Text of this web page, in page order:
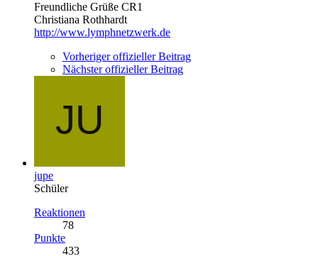
Freundliche Grüße CR1
Christiana Rothhardt
http://www.lymphnetzwerk.de
Vorheriger offizieller Beitrag
Nächster offizieller Beitrag
jupe
Schüler
Reaktionen
78
Punkte
433